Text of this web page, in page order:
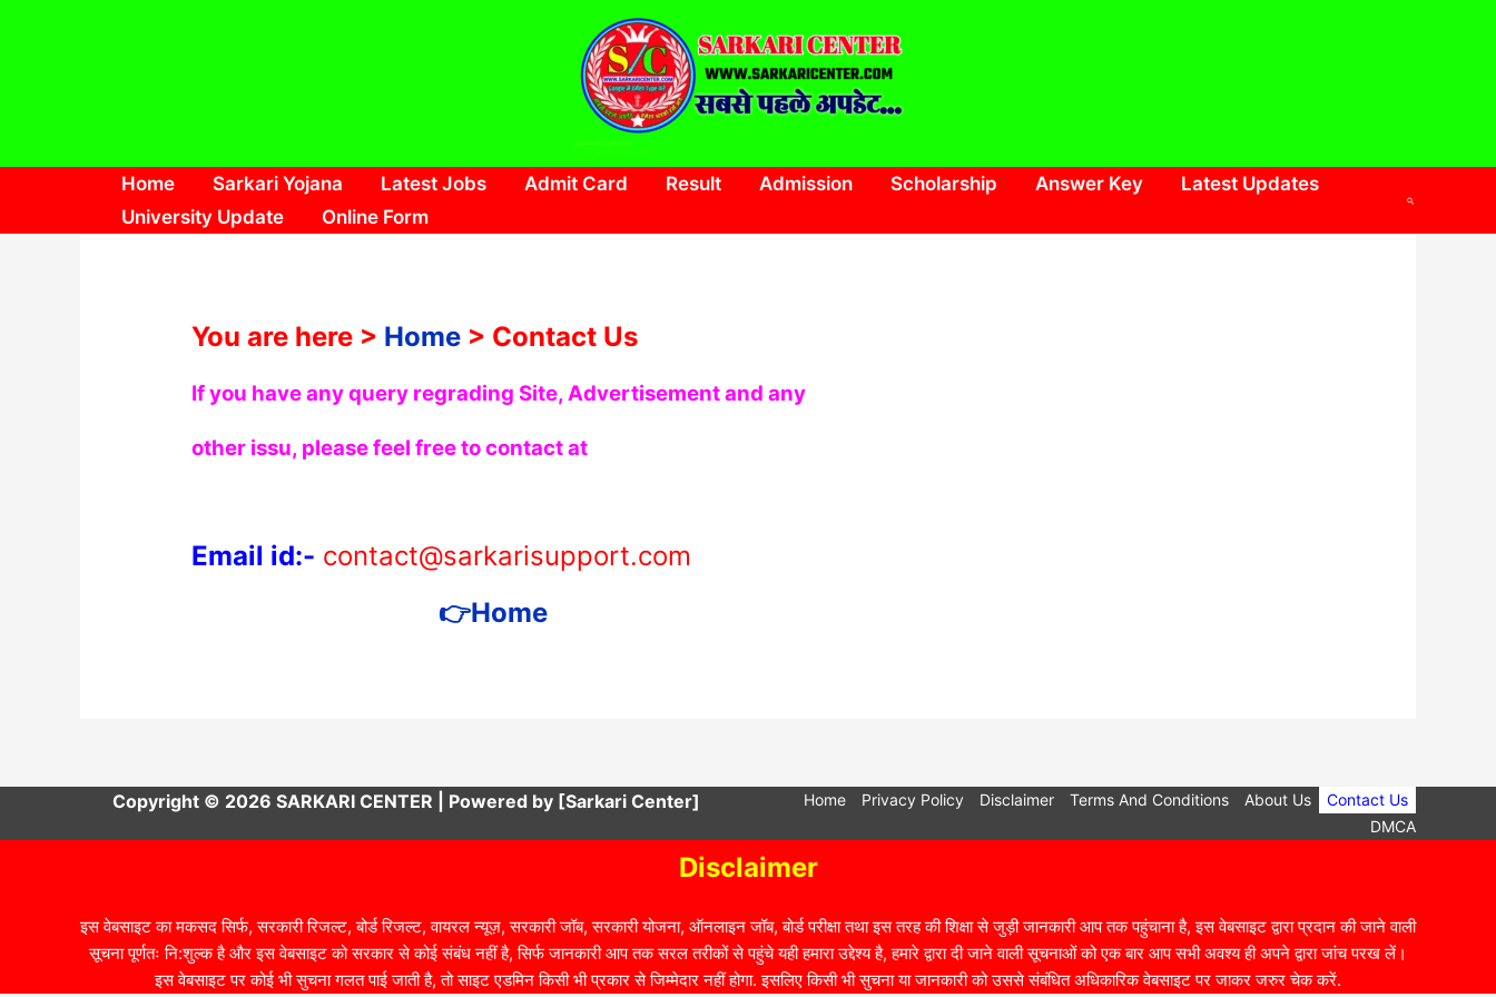
SARKARI CENTER
Home Sarkari Yojana Latest Jobs Admit Card Result Admission Scholarship Answer Key
Latest Updates
University Update
Online Form
Search
You are here > Home > Contact Us
If you have any query regrading Site, Advertisement and any
other issu, please feel free to contact at
Email id:- contact@sarkarisupport.com
👉Home
Copyright © 2026 SARKARI CENTER | Powered by [Sarkari Center] Home Privacy Policy Disclaimer Terms And Conditions About Us
Contact Us
DMCA
Disclaimer
इस वेबसाइट का मकसद सिर्फ, सरकारी रिजल्ट, बोर्ड रिजल्ट, वायरल न्यूज़, सरकारी जॉब, सरकारी योजना, ऑनलाइन जॉब, बोर्ड परीक्षा तथा इस तरह की शिक्षा से जुड़ी जानकारी आप तक पहुंचाना है, इस वेबसाइट द्वारा प्रदान की जाने वाली
सूचना पूर्णतः नि:शुल्क है और इस वेबसाइट को सरकार से कोई संबंध नहीं है, सिर्फ जानकारी आप तक सरल तरीकों से पहुंचे यही हमारा उद्देश्य है, हमारे द्वारा दी जाने वाली सूचनाओं को एक बार आप सभी अवश्य ही अपने द्वारा जांच परख लें।
इस वेबसाइट पर कोई भी सुचना गलत पाई जाती है, तो साइट एडमिन किसी भी प्रकार से जिम्मेदार नहीं होगा. इसलिए किसी भी सुचना या जानकारी को उससे संबंधित अधिकारिक वेबसाइट पर जाकर जरुर चेक करें.